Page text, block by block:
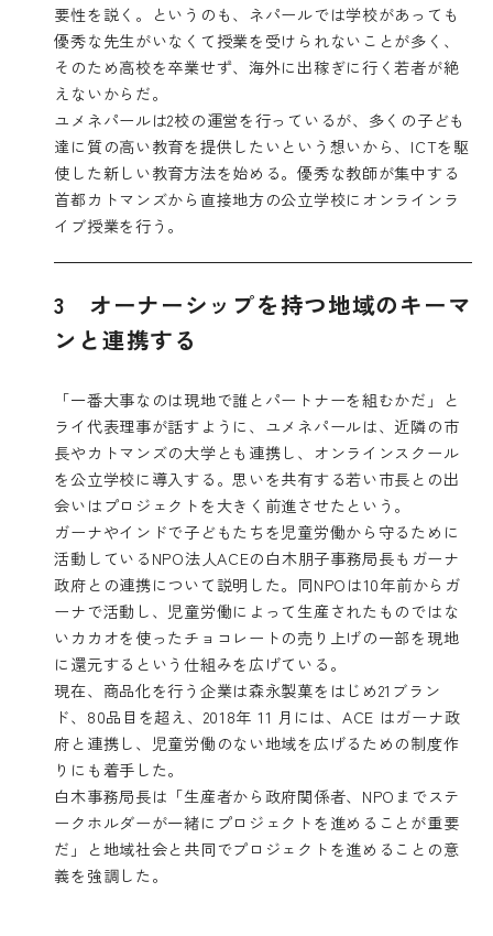
要性を説く。というのも、ネパールでは学校があっても
優秀な先生がいなくて授業を受けられないことが多く、
そのため高校を卒業せず、海外に出稼ぎに行く若者が絶
えないからだ。
ユメネパールは2校の運営を行っているが、多くの子ども
達に質の高い教育を提供したいという想いから、ICTを駆
使した新しい教育方法を始める。優秀な教師が集中する
首都カトマンズから直接地方の公立学校にオンラインラ
イブ授業を行う。
3 オーナーシップを持つ地域のキーマ
ンと連携する
「一番大事なのは現地で誰とパートナーを組むかだ」と
ライ代表理事が話すように、ユメネパールは、近隣の市
長やカトマンズの大学とも連携し、オンラインスクール
を公立学校に導入する。思いを共有する若い市長との出
会いはプロジェクトを大きく前進させたという。
ガーナやインドで子どもたちを児童労働から守るために
活動しているNPO法人ACEの白木朋子事務局長もガーナ
政府との連携について説明した。同NPOは10年前からガ
ーナで活動し、児童労働によって生産されたものではな
いカカオを使ったチョコレートの売り上げの一部を現地
に還元するという仕組みを広げている。
現在、商品化を行う企業は森永製菓をはじめ21ブラン
ド、80品目を超え、2018年 11 月には、ACE はガーナ政
府と連携し、児童労働のない地域を広げるための制度作
りにも着手した。
白木事務局長は「生産者から政府関係者、NPOまでステ
ークホルダーが一緒にプロジェクトを進めることが重要
だ」と地域社会と共同でプロジェクトを進めることの意
義を強調した。